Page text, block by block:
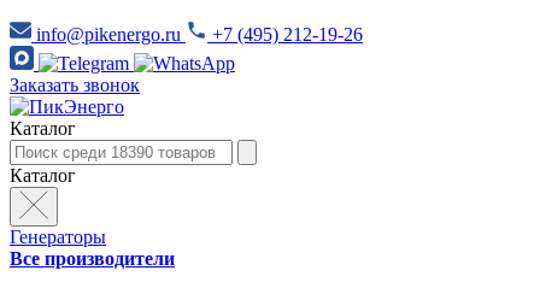
info@pikenergo.ru +7 (495) 212-19-26
Заказать звонок
Каталог
Каталог
Генераторы
Все производители